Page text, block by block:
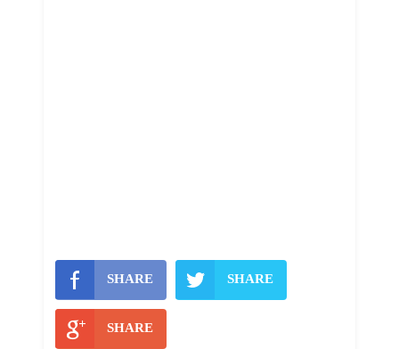
SHARE SHARE
SHARE